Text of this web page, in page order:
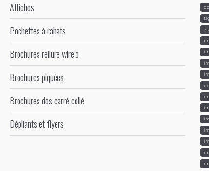
Affiches
Pochettes à rabats
Brochures reliure wire’o
Brochures piquées
Brochures dos carré collé
Dépliants et flyers